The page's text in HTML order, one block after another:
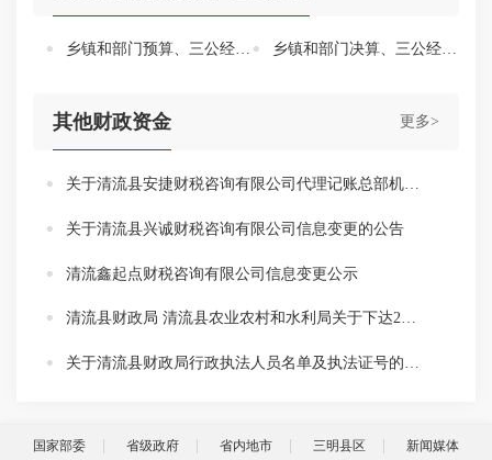
乡镇和部门预算、三公经费公开 乡镇和部门决算、三公经费公开
更多>
其他财政资金
关于清流县安捷财税咨询有限公司代理记账总部机构执业许可的公告
关于清流县兴诚财税咨询有限公司信息变更的公告
清流鑫起点财税咨询有限公司信息变更公示
清流县财政局 清流县农业农村和水利局关于下达2026年度中央财政衔接推进乡村振兴补助资金的通知
关于清流县财政局行政执法人员名单及执法证号的公示
国家部委 省级政府 省内地市 三明县区 新闻媒体